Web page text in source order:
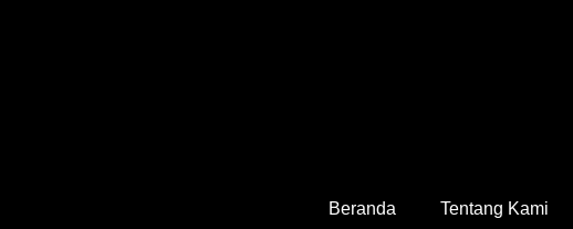
Beranda Tentang Kami